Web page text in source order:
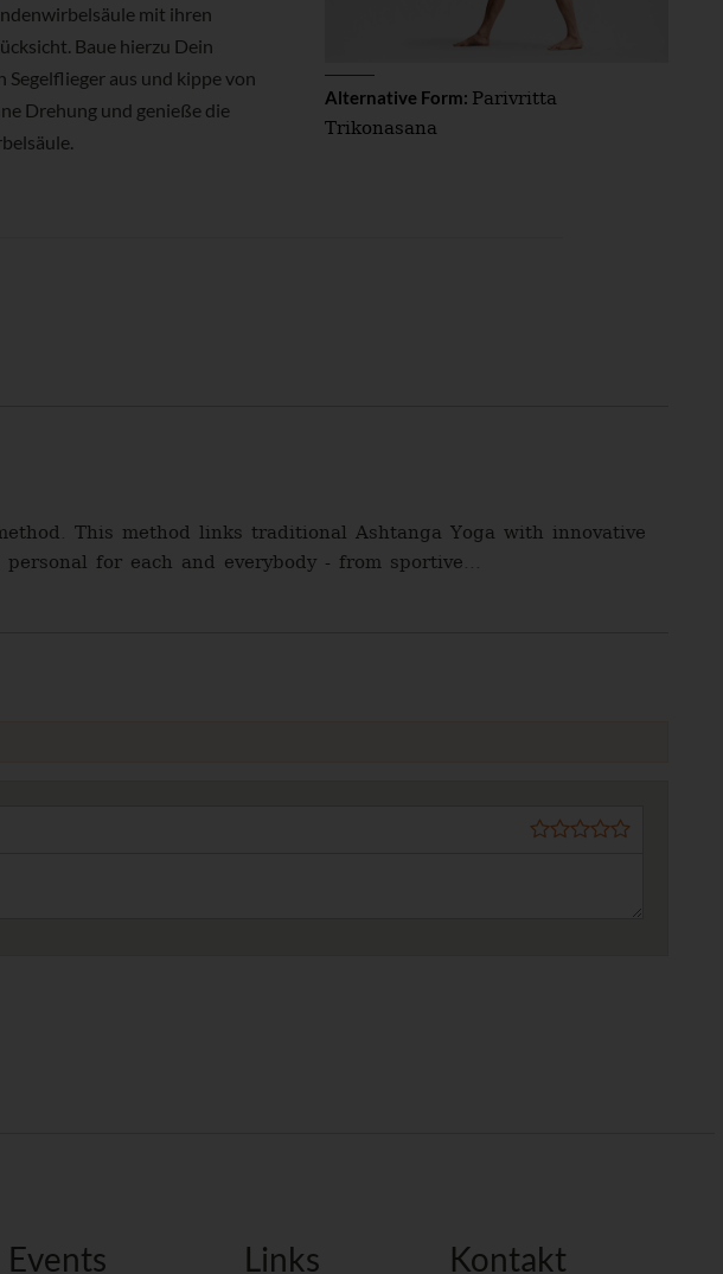
Alternative Form: Parivritta
Trikonasana
mit ihren
Baue hierzu Dein
Segelflieger aus und kippe von
Drehung und genieße die
This method links traditional Ashtanga Yoga with innovative
for each and everybody - from sportive...
Events Links Kontakt